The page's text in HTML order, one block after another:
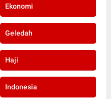
Ekonomi
Geledah
Haji
Indonesia